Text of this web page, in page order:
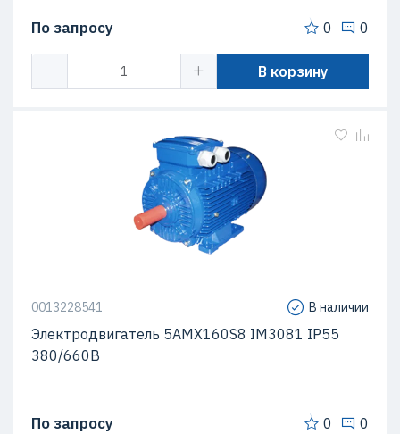
По запросу 0 0
В корзину
0013228541 В наличии
Электродвигатель 5АМХ160S8 IM3081 IP55
380/660В
По запросу 0 0